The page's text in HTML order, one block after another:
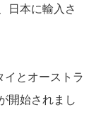
日本に輸入さ
とオーストラ
開始されまし